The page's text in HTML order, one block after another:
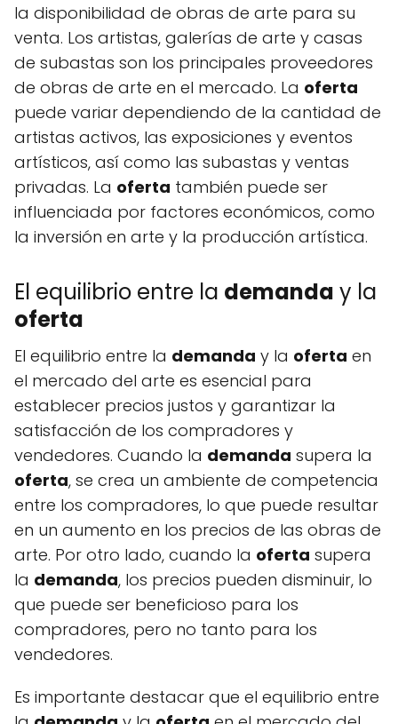
la disponibilidad de obras de arte para su
venta. Los artistas, galerías de arte y casas
de subastas son los principales proveedores
de obras de arte en el mercado. La oferta
puede variar dependiendo de la cantidad de
artistas activos, las exposiciones y eventos
artísticos, así como las subastas y ventas
privadas. La oferta también puede ser
influenciada por factores económicos, como
la inversión en arte y la producción artística.
El equilibrio entre la demanda y la
oferta
El equilibrio entre la demanda y la oferta en
el mercado del arte es esencial para
establecer precios justos y garantizar la
satisfacción de los compradores y
vendedores. Cuando la demanda supera la
oferta, se crea un ambiente de competencia
entre los compradores, lo que puede resultar
en un aumento en los precios de las obras de
arte. Por otro lado, cuando la oferta supera
la demanda, los precios pueden disminuir, lo
que puede ser beneficioso para los
compradores, pero no tanto para los
vendedores.
Es importante destacar que el equilibrio entre